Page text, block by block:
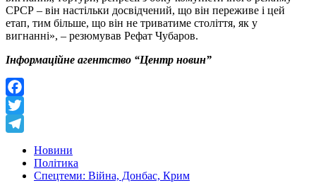
СРСР – він настільки досвідчений, що він переживе і цей
етап, тим більше, що він не триватиме століття, як у
вигнанні», – резюмував Рефат Чубаров.
Інформаційне агентство “Центр новин”
Facebook
Twitter
Новини
Політика
Спецтеми: Війна, Донбас, Крим